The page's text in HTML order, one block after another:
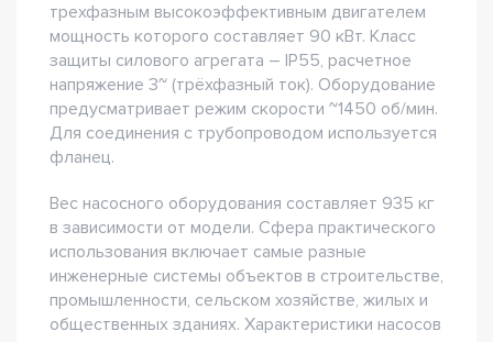
трехфазным высокоэффективным двигателем
мощность которого составляет 90 кВт. Класс
защиты силового агрегата – IP55, расчетное
напряжение 3~ (трёхфазный ток). Оборудование
предусматривает режим скорости ~1450 об/мин.
Для соединения с трубопроводом используется
фланец.
Вес насосного оборудования составляет 935 кг
в зависимости от модели. Сфера практического
использования включает самые разные
инженерные системы объектов в строительстве,
промышленности, сельском хозяйстве, жилых и
общественных зданиях. Характеристики насосов